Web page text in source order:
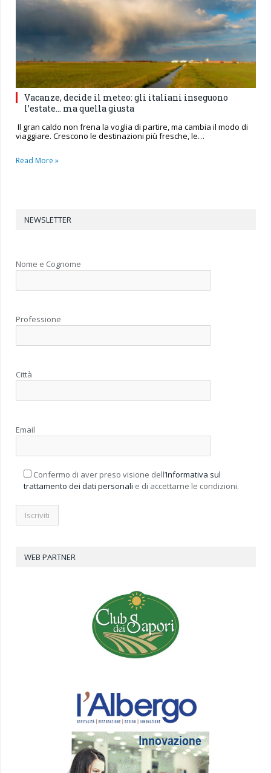
Vacanze, decide il meteo: gli italiani inseguono
l’estate… ma quella giusta
Il gran caldo non frena la voglia di partire, ma cambia il modo di
viaggiare. Crescono le destinazioni più fresche, le…
Read More »
NEWSLETTER
Nome e Cognome
Professione
Città
Email
Confermo di aver preso visione dell’Informativa sul
trattamento dei dati personali e di accettarne le condizioni.
WEB PARTNER